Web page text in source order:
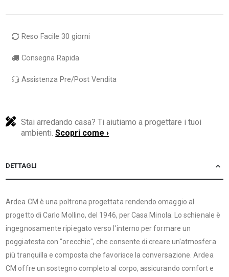
Reso Facile 30 giorni
Consegna Rapida
Assistenza Pre/Post Vendita
Stai arredando casa? Ti aiutiamo a progettare i tuoi
ambienti.Scopri come ›
DETTAGLI
Ardea CM è una poltrona progettata rendendo omaggio al
progetto di Carlo Mollino, del 1946, per Casa Minola. Lo schienale è
ingegnosamente ripiegato verso l'interno per formare un
poggiatesta con "orecchie", che consente di creare un'atmosfera
più tranquilla e composta che favorisce la conversazione. Ardea
CM offre un sostegno completo al corpo, assicurando comfort e